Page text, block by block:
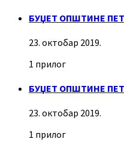
БУЏЕТ ОПШТИНЕ
23. октобар 2019.
1 прилог
БУЏЕТ ОПШТИНЕ
23. октобар 2019.
1 прилог